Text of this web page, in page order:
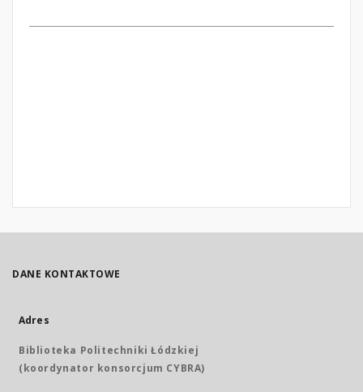
DANE KONTAKTOWE
Adres
Biblioteka Politechniki Łódzkiej
(koordynator konsorcjum CYBRA)